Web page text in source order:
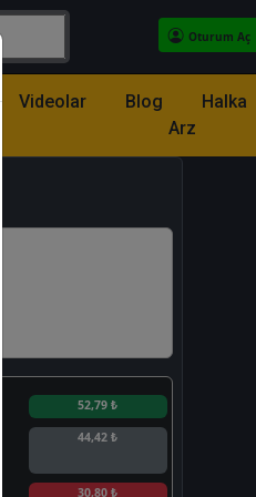
Oturum Aç
Videolar Blog
Halka
Arz
52,79 ₺
44,42 ₺
30,80 ₺